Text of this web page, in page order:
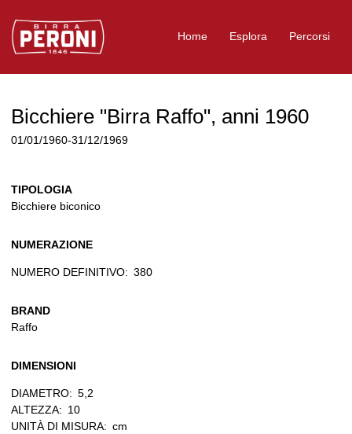
Logo Birra Peroni
Home Esplora Percorsi
Bicchiere "Birra Raffo", anni 1960
01/01/1960-31/12/1969
TIPOLOGIA
Bicchiere biconico
NUMERAZIONE
NUMERO DEFINITIVO: 380
BRAND
Raffo
DIMENSIONI
DIAMETRO: 5,2
ALTEZZA: 10
UNITÀ DI MISURA: cm